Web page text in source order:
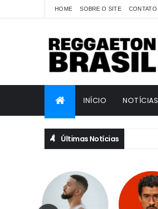
HOME SOBRE O SITE CONTATO
INÍCIO NOTÍCIAS
Últimas Notícias